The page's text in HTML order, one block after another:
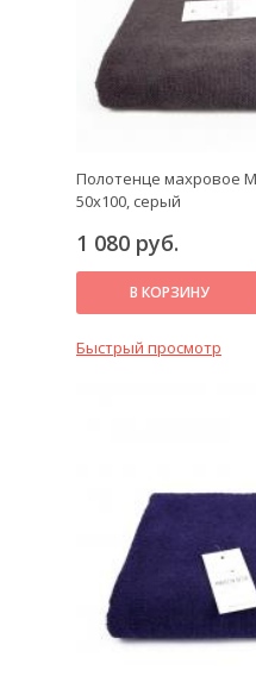
Полотенце махровое
50х100, серый
1 080 руб.
В КОРЗИНУ
Быстрый просмотр